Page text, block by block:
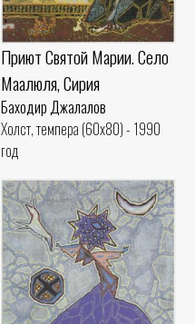
Приют Святой Марии. Село
Маалюля, Сирия
Баходир Джалалов
Холст, темпера (60x80) - 1990
год